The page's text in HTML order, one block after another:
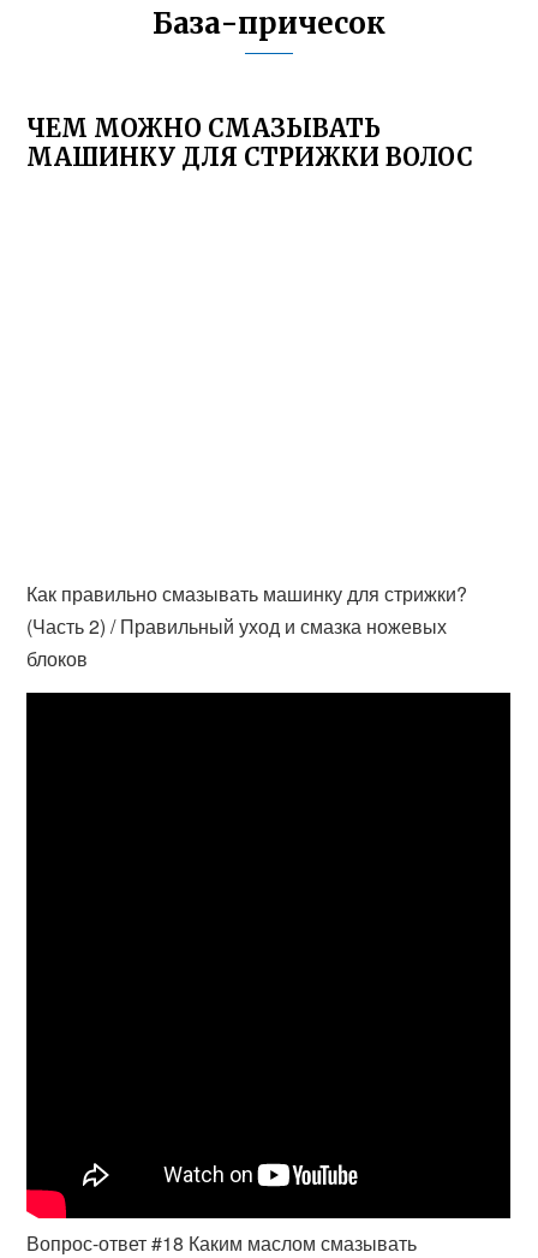
База-причесок
ЧЕМ МОЖНО СМАЗЫВАТЬ
МАШИНКУ ДЛЯ СТРИЖКИ ВОЛОС
Как правильно смазывать машинку для стрижки?
(Часть 2) / Правильный уход и смазка ножевых
блоков
Вопрос-ответ #18 Каким маслом смазывать